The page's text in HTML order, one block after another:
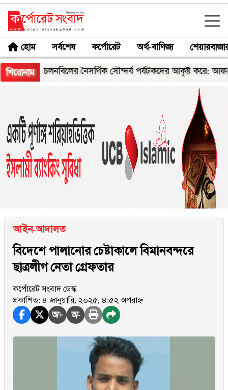
হোম সর্বশেষ কর্পোরেট অর্থ-বাণিজ্য
শিরোনাম
চলনবিলের নৈসর্গিক সৌন্দর্য পর্যটকদের আকৃষ্ট করে: আফরোজা
আইন-আদালত
বিদেশে পালানোর চেষ্টাকালে বিমানবন্দরে
ছাত্রলীগ নেতা গ্রেফতার
কর্পোরেট সংবাদ ডেস্ক
প্রকাশিত: ৪ জানুয়ারি, ২০২৫, ৪:৫২ অপরাহ্ন
অ+ অ-